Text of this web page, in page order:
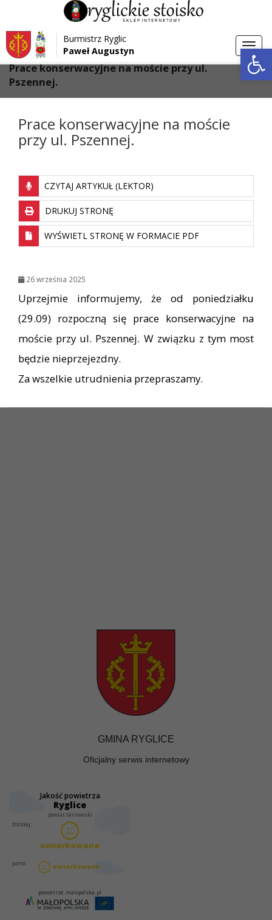
Przejdź do menu
Przejdź do głównej treści strony
Przejdź do stopki strony
Burmistrz Ryglic
Paweł Augustyn
Strona główna > Aktualności
Prace konserwacyjne na moście przy ul.
Pszennej.
Prace konserwacyjne na moście
przy ul. Pszennej.
CZYTAJ ARTYKUŁ (LEKTOR)
DRUKUJ STRONĘ
WYŚWIETL STRONĘ W FORMACIE PDF
26 września 2025
Uprzejmie informujemy, że od poniedziałku
(29.09) rozpoczną się prace konserwacyjne na
moście przy ul. Pszennej. W związku z tym most
będzie nieprzejezdny.
Za wszelkie utrudnienia przepraszamy.
GMINA RYGLICE
Oficjalny serwis internetowy